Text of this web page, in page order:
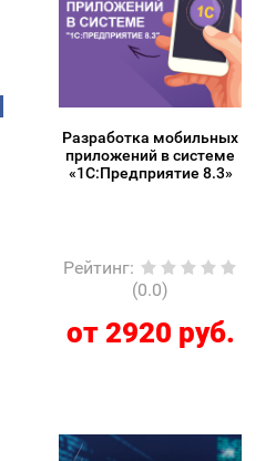
Разработка мобильных
приложений в системе
«1С:Предприятие 8.3»
Рейтинг:
(0.0)
от 2920 руб.